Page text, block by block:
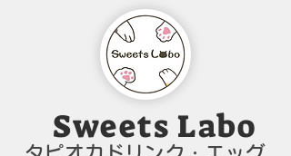
Sweets Labo​